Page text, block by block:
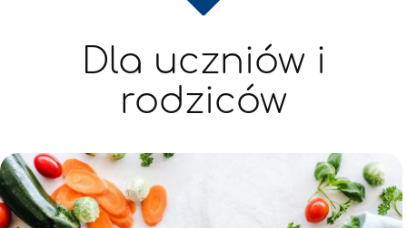
Dla uczniów i
rodziców